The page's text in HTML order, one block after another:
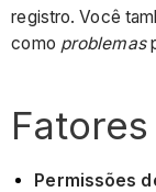
registro. Você
como problemas
Permissões